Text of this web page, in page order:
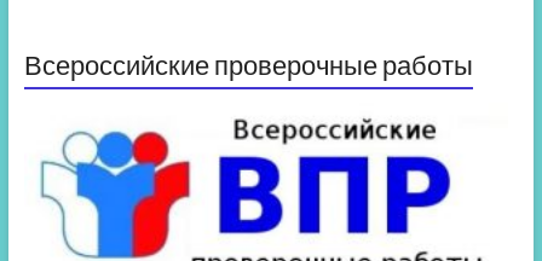
Всероссийские проверочные работы